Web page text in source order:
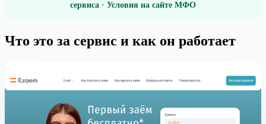
сервиса · Условия на сайте МФО
Что это за сервис и как он работает